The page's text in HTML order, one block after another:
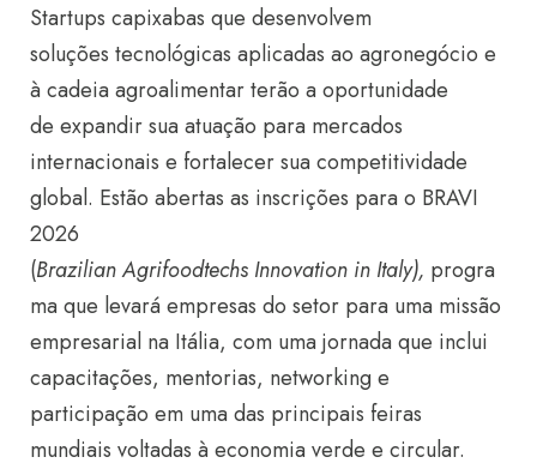
Startups capixabas que desenvolvem
soluções tecnológicas aplicadas ao agronegócio e
à cadeia agroalimentar terão a oportunidade
de expandir sua atuação para mercados
internacionais e fortalecer sua competitividade
global. Estão abertas as inscrições para o BRAVI
2026
(Brazilian Agrifoodtechs Innovation in Italy), progra
ma que levará empresas do setor para uma missão
empresarial na Itália, com uma jornada que inclui
capacitações, mentorias, networking e
participação em uma das principais feiras
mundiais voltadas à economia verde e circular.